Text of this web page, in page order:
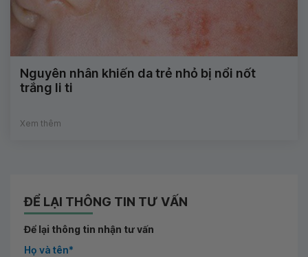
Nguyên nhân khiến da trẻ nhỏ bị nổi nốt
trắng li ti
Xem thêm
ĐỂ LẠI THÔNG TIN TƯ VẤN
Để lại thông tin nhận tư vấn
Họ và tên*